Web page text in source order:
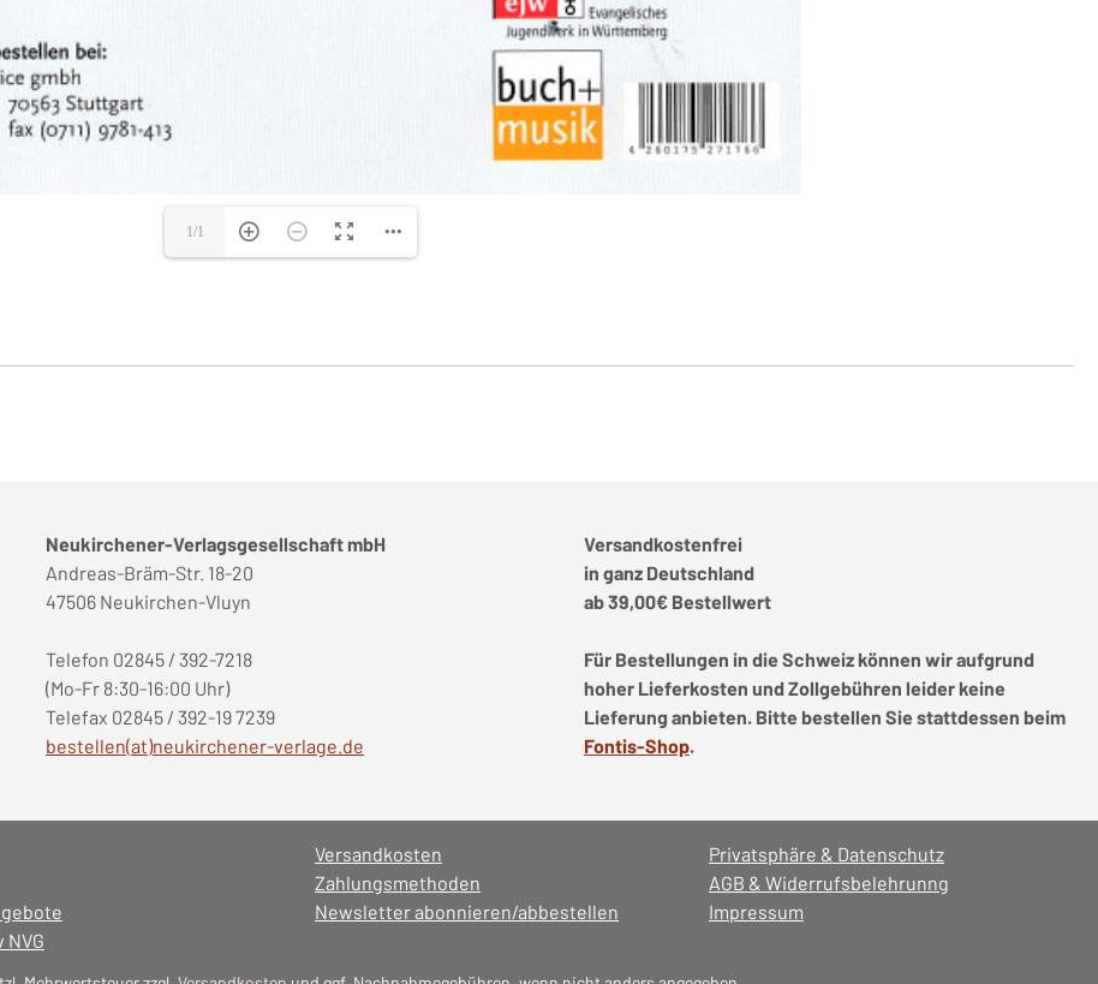
Neukirchener-Verlagsgesellschaft mbH
Andreas-Bräm-Str. 18-20
47506 Neukirchen-Vluyn
Telefon 02845 / 392-7218
(Mo-Fr 8:30-16:00 Uhr)
Telefax 02845 / 392-19 7239
bestellen(at)neukirchener-verlage.de
Versandkostenfrei
in ganz Deutschland
ab 39,00€ Bestellwert
Für Bestellungen in die Schweiz können wir aufgrund
hoher Lieferkosten und Zollgebühren leider keine
Lieferung anbieten. Bitte bestellen Sie stattdessen beim
Fontis-Shop.
Versandkosten
Zahlungsmethoden
Newsletter abonnieren/abbestellen
Privatsphäre & Datenschutz
AGB & Widerrufsbelehrunng
Impressum
NVG